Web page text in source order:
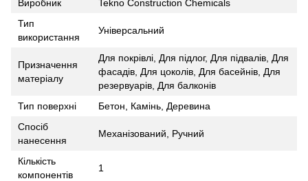
Виробник
Tekno Construction Chemicals
Тип
використання
Універсальний
Призначення
матеріалу
Для покрівлі, Для підлог, Для підвалів, Для
фасадів, Для цоколів, Для басейнів, Для
резервуарів, Для балконів
Тип поверхні
Бетон, Камінь, Деревина
Спосіб
нанесення
Механізований, Ручний
Кількість
компонентів
1